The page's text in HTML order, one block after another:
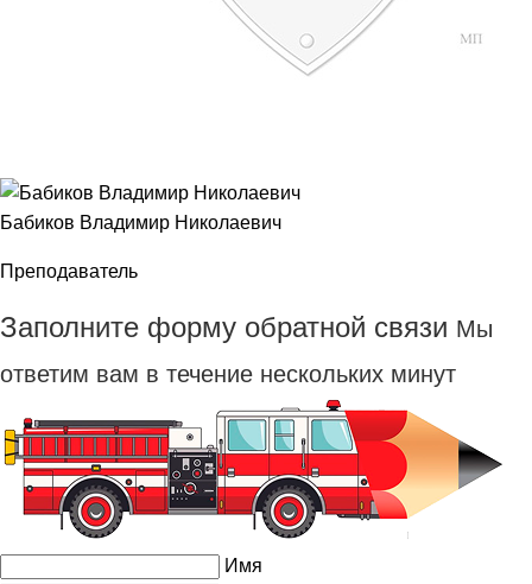
Бабиков Владимир Николаевич
Преподаватель
Заполните форму обратной связи Мы
ответим вам в течение нескольких минут
Имя